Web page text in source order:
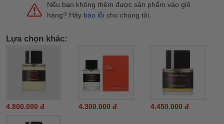
Nếu bạn không thêm được sản phẩm vào giỏ
hàng? Hãy báo lỗi cho chúng tôi.
Lựa chọn khác:
4.800.000 đ 4.300.000 đ 4.450.000 đ